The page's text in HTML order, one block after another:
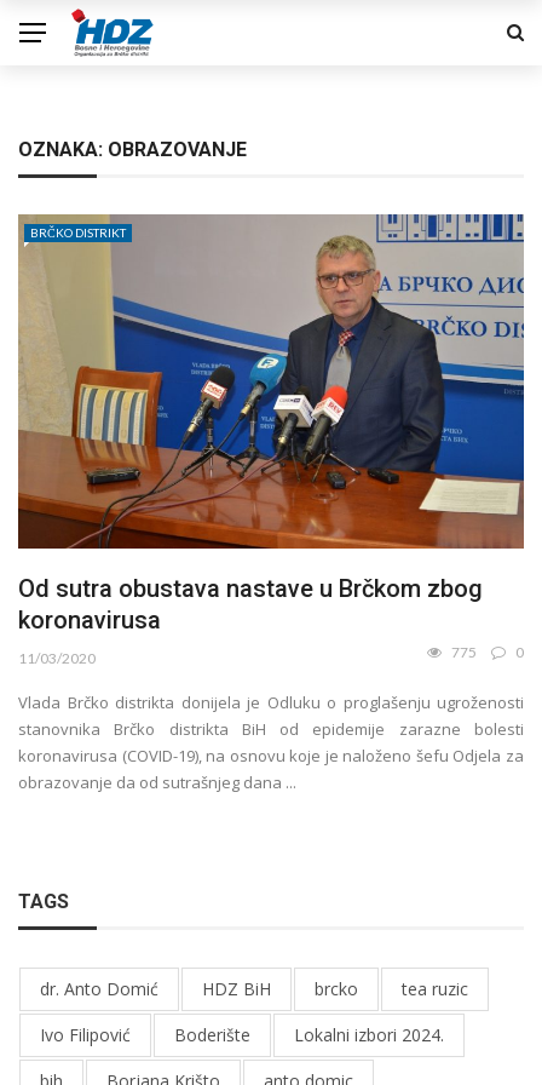
OZNAKA: OBRAZOVANJE
BRČKO DISTRIKT
Od sutra obustava nastave u Brčkom zbog
koronavirusa
11/03/2020 775 0
Vlada Brčko distrikta donijela je Odluku o proglašenju ugroženosti
stanovnika Brčko distrikta BiH od epidemije zarazne bolesti
koronavirusa (COVID-19), na osnovu koje je naloženo šefu Odjela za
obrazovanje da od sutrašnjeg dana ...
TAGS
dr. Anto Domić HDZ BiH brcko
tea ruzic
Ivo Filipović
Boderište
Lokalni izbori 2024.